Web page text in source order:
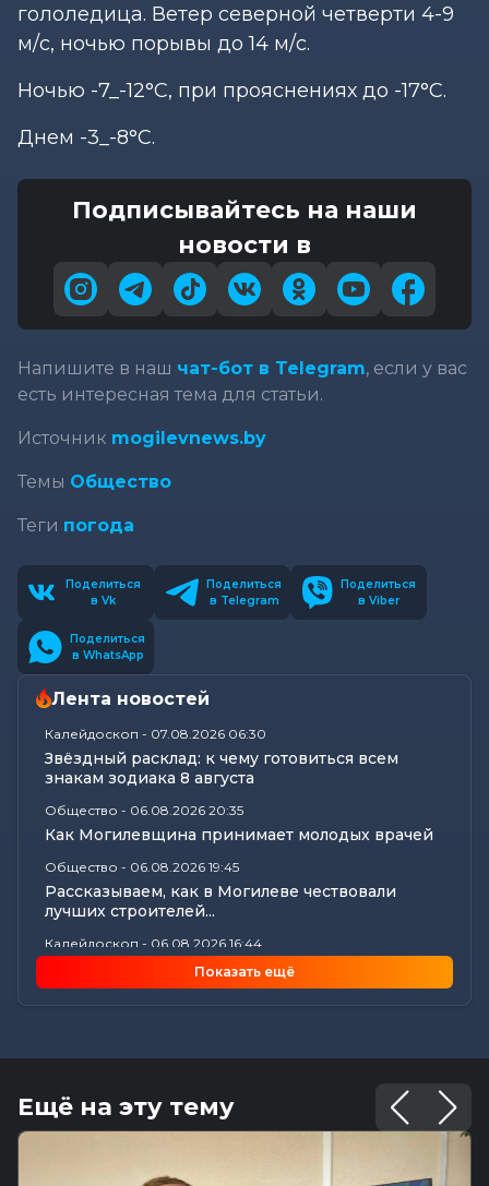
гололедица. Ветер северной четверти 4-9
м/с, ночью порывы до 14 м/с.
Ночью -7_-12°С, при прояснениях до -17°С.
Днем -3_-8°С.
Подписывайтесь на наши
новости в
Напишите в наш чат-бот в Telegram, если у вас
есть интересная тема для статьи.
Источник mogilevnews.by
Темы Общество
Теги погода
Поделиться
в Vk
Поделиться
в Telegram
Поделиться
в Viber
Поделиться
в WhatsApp
Лента новостей
Калейдоскоп - 07.08.2026 06:30
Звёздный расклад: к чему готовиться всем
знакам зодиака 8 августа
Общество - 06.08.2026 20:35
Как Могилевщина принимает молодых врачей
Общество - 06.08.2026 19:45
Рассказываем, как в Могилеве чествовали
лучших строителей...
Калейдоскоп - 06.08.2026 16:44
18 вещей в доме, у которых есть скрытый срок
годности: что пора...
семьям собрать детей к новому...
Происшествия
Три человека пострадали в аварии на
06.08.2026 15:56
Показать ещё
Ещё на эту тему